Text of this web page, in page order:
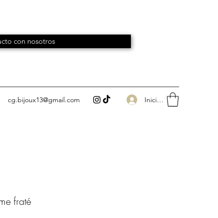
con nosotros
cg.bijoux13@gmail.com Iniciar sesión
fraté